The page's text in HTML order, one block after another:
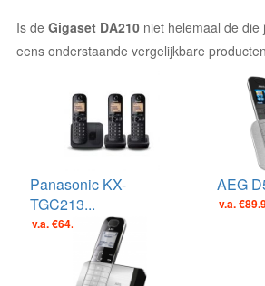
Is de Gigaset DA210 niet helemaal de die
eens onderstaande vergelijkbare
Panasonic KX-
TGC213...
v.a. €64.00
AEG
v.a.